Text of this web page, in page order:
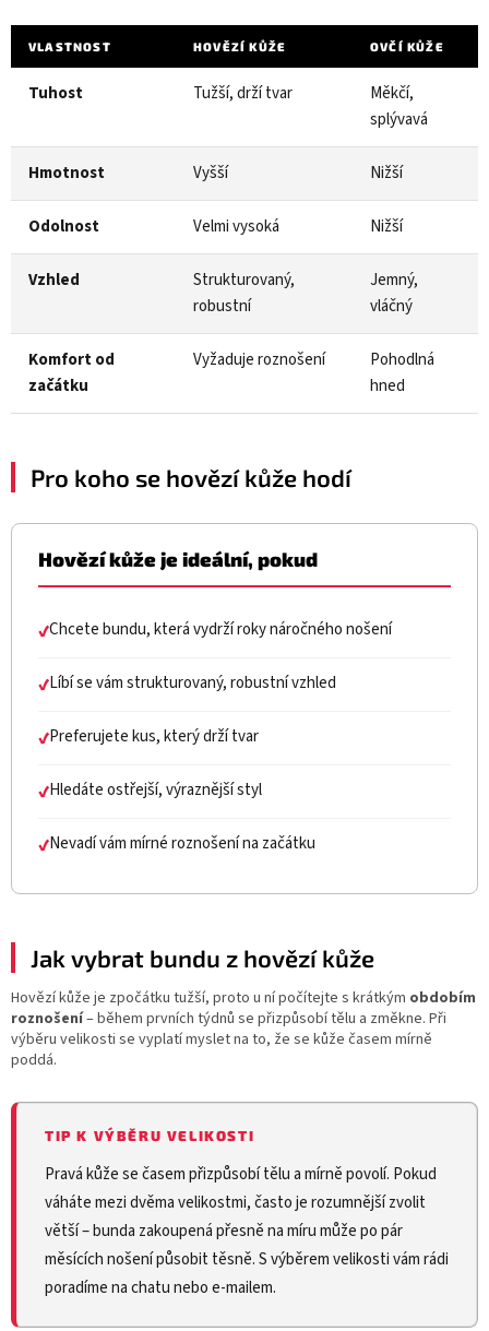
VLASTNOST HOVĚZÍ KŮŽE OVČÍ KŮŽE
Tuhost Tužší, drží tvar
Měkčí,
splývavá
Hmotnost Vyšší Nižší
Odolnost Velmi vysoká Nižší
Vzhled
Strukturovaný,
robustní
Jemný,
vláčný
Komfort od
začátku
Vyžaduje roznošení
Pohodlná
hned
Pro koho se hovězí kůže hodí
Hovězí kůže je ideální, pokud
✔Chcete bundu, která vydrží roky náročného nošení
✔Líbí se vám strukturovaný, robustní vzhled
✔Preferujete kus, který drží tvar
✔Hledáte ostřejší, výraznější styl
✔Nevadí vám mírné roznošení na začátku
Jak vybrat bundu z hovězí kůže
Hovězí kůže je zpočátku tužší, proto u ní počítejte s krátkým obdobím
roznošení– během prvních týdnů se přizpůsobí tělu a změkne. Při
výběru velikosti se vyplatí myslet na to, že se kůže časem mírně
poddá.
TIP K VÝBĚRU VELIKOSTI
Pravá kůže se časem přizpůsobí tělu a mírně povolí. Pokud
váháte mezi dvěma velikostmi, často je rozumnější zvolit
větší – bunda zakoupená přesně na míru může po pár
měsících nošení působit těsně. S výběrem velikosti vám rádi
poradíme na chatu nebo e-mailem.